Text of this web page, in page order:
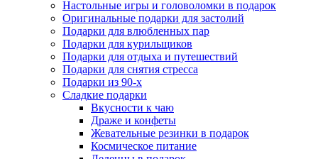
Настольные игры и головоломки в подарок
Оригинальные подарки для застолий
Подарки для влюбленных пар
Подарки для курильщиков
Подарки для отдыха и путешествий
Подарки для снятия стресса
Подарки из 90-х
Сладкие подарки
Вкусности к чаю
Драже и конфеты
Жевательные резинки в подарок
Космическое питание